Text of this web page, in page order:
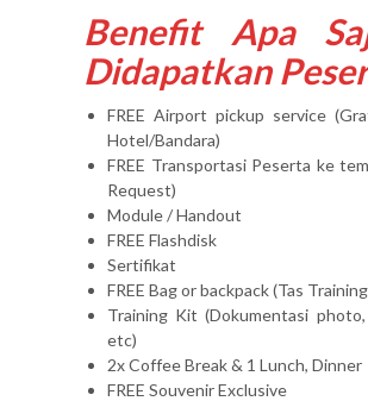
Benefit Apa
Didapatkan
FREE Airport pickup service
Hotel/Bandara)
FREE Transportasi Peserta ke
Request)
Module / Handout
FREE Flashdisk
Sertifikat
FREE Bag or backpack (Tas
Training Kit (Dokumentasi
etc)
2x Coffee Break & 1 Lunch, Dinner
FREE Souvenir Exclusive